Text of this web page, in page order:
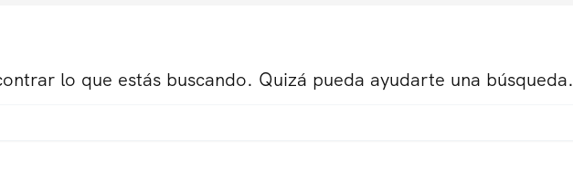
lo que estás buscando. Quizá pueda ayudarte una búsqueda.